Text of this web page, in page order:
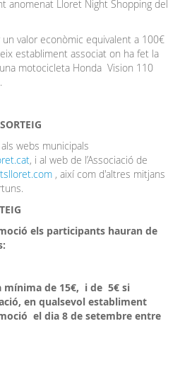
anomenat Lloret Night Shopping del
valor econòmic equivalent a 100€
establiment associat on ha fet la
motocicleta Honda Vision 110
webs municipals
, i al web de l’Associació de
, així com d'altres mitjans
els participants hauran de
mínima de 15€, i de 5€ si
en qualsevol establiment
el dia 8 de setembre entre